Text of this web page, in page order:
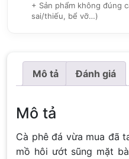
+ Sản phẩm không đúng
sai/thiếu, bể vỡ…)
Mô tả Đánh giá
Mô tả
Cà phê đá vừa mua đã
mồ hôi ướt sũng mặt